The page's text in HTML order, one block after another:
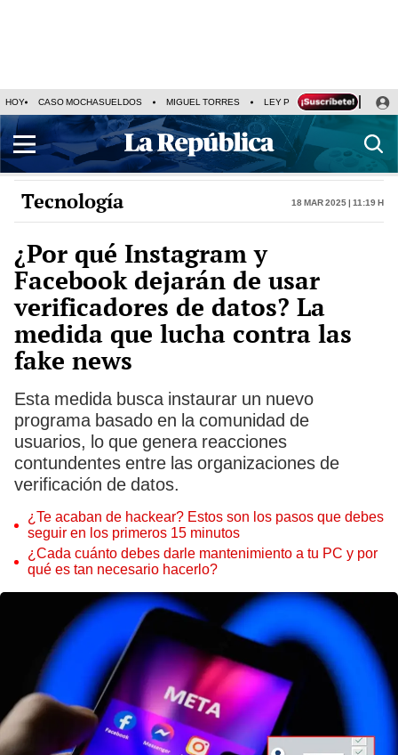
HOY CASO MOCHASUELDOS MIGUEL TORRES LEY PULPÍN PRECIO DEL
Tecnología 18 Mar 2025 | 11:19 h
¿Por qué Instagram y
Facebook dejarán de usar
verificadores de datos? La
medida que lucha contra las
fake news
Esta medida busca instaurar un nuevo
programa basado en la comunidad de
usuarios, lo que genera reacciones
contundentes entre las organizaciones de
verificación de datos.
¿Te acaban de hackear? Estos son los pasos que debes
seguir en los primeros 15 minutos
¿Cada cuánto debes darle mantenimiento a tu PC y por
qué es tan necesario hacerlo?